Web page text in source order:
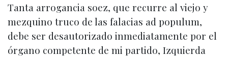
Tanta arrogancia soez, que recurre al viejo y
mezquino truco de las falacias ad populum,
debe ser desautorizado inmediatamente por el
órgano competente de mi partido, Izquierda